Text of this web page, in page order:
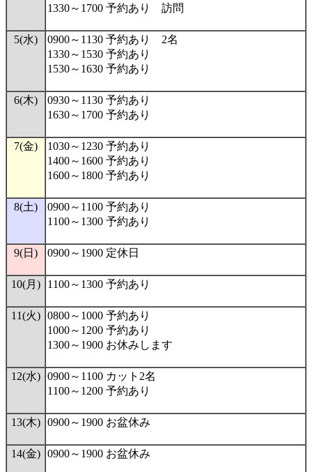
1330～1700 予約あり 訪問
5(水)
0900～1130 予約あり 2名
1330～1530 予約あり
1530～1630 予約あり
6(木)
0930～1130 予約あり
1630～1700 予約あり
7(金)
1030～1230 予約あり
1400～1600 予約あり
1600～1800 予約あり
8(土)
0900～1100 予約あり
1100～1300 予約あり
9(日) 0900～1900 定休日
10(月) 1100～1300 予約あり
11(火) 0800～1000 予約あり
1000～1200 予約あり
1300～1900 お休みします
12(水) 0900～1100 カット2名
1100～1200 予約あり
13(木) 0900～1900 お盆休み
14(金) 0900～1900 お盆休み